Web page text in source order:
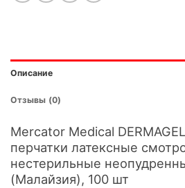
Описание
Отзывы (0)
Mercator Medical
перчатки латексные
нестерильные
(Малайзия), 100 шт